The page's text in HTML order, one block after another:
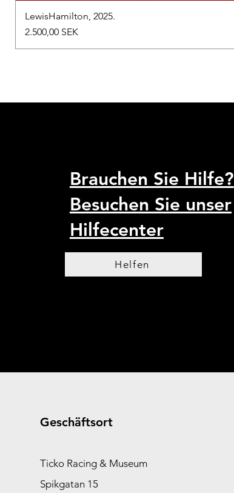
LewisHamilton, 2025.
Preis
2.500,00 SEK
Brauchen Sie Hilfe?
Besuchen Sie unser
Hilfecenter
Helfen
Geschäftsort
Ticko Racing & Museum
Spikgatan 15